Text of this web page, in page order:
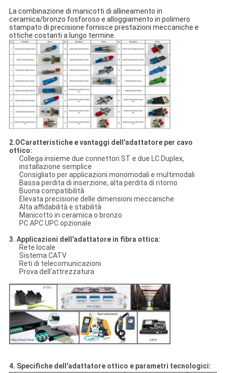
La combinazione di manicotti di allineamento in
ceramica/bronzo fosforoso e alloggiamento in polimero
stampato di precisione fornisce prestazioni meccaniche e
ottiche costanti a lungo termine.
2.OCaratteristiche e vantaggi dell'adattatore per cavo
ottico:
Collega insieme due connettori ST e due LC Duplex,
installazione semplice
Consigliato per applicazioni monomodali e multimodali
Bassa perdita di inserzione, alta perdita di ritorno
Buona compatibilità
Elevata precisione delle dimensioni meccaniche
Alta affidabilità e stabilità
Manicotto in ceramica o bronzo
PC APC UPC opzionale
3. Applicazioni dell'adattatore in fibra ottica:
Rete locale
Sistema CATV
Reti di telecomunicazioni
Prova dell'attrezzatura
4. Specifiche dell'adattatore ottico e parametri tecnologici: